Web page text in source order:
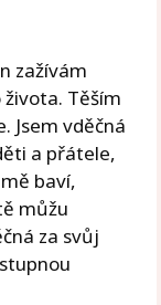
zažívám
Těším
Jsem vděčná
a přátele,
baví,
můžu
za svůj